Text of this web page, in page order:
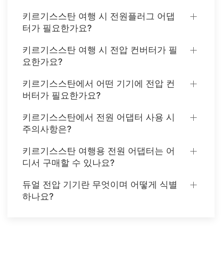
키르기스스탄 여행 시 전원플러그 어댑
터가 필요한가요?
키르기스스탄 여행 시 전압 컨버터가 필
요한가요?
키르기스스탄에서 어떤 기기에 전압 컨
버터가 필요한가요?
키르기스스탄에서 전원 어댑터 사용 시
주의사항은?
키르기스스탄 여행용 전원 어댑터는 어
디서 구매할 수 있나요?
듀얼 전압 기기란 무엇이며 어떻게 식별
하나요?